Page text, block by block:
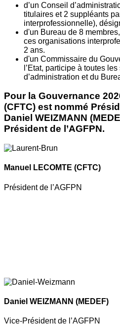
d’un Conseil
titulaires et 2 suppléants
interprofessionnelle),
d'un Bureau de 8
ces organisations
2 ans.
d'un Commissaire du
l’Etat, participe à toutes
d’administration et du
Pour la Gouvernance
(CFTC) est nommé
Daniel WEIZMANN
Président de l’AGFPN.
Manuel LECOMTE (CFTC)
Président de l’AGFPN
Daniel WEIZMANN (MEDEF)
Vice-Président de l’AGFPN